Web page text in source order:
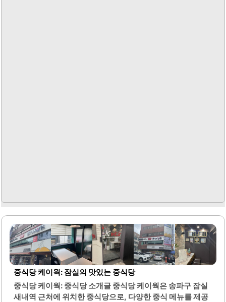
중식당 케이웍: 잠실의 맛있는 중식당
중식당 케이웍: 중식당 소개글 중식당 케이웍은 송파구 잠실
새내역 근처에 위치한 중식당으로, 다양한 중식 메뉴를 제공